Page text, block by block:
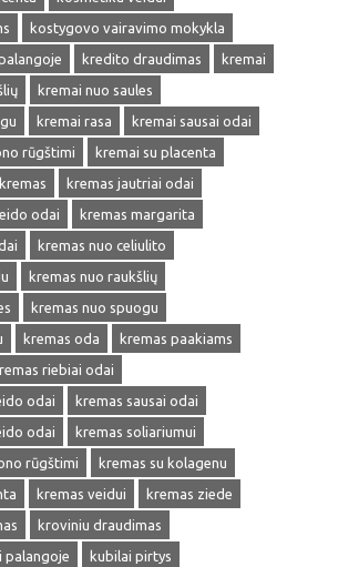
kostygovo vairavimo mokykla
kredito draudimas
kremai
kremai nuo saules
kremai rasa
kremai sausai odai
rūgštimi
kremai su placenta
kremas
kremas jautriai odai
odai
kremas margarita
kremas nuo celiulito
kremas nuo raukšlių
kremas nuo spuogu
kremas oda
kremas paakiams
riebiai odai
odai
kremas sausai odai
odai
kremas soliariumui
rūgštimi
kremas su kolagenu
kremas veidui
kremas ziede
kroviniu draudimas
palangoje
kubilai pirtys